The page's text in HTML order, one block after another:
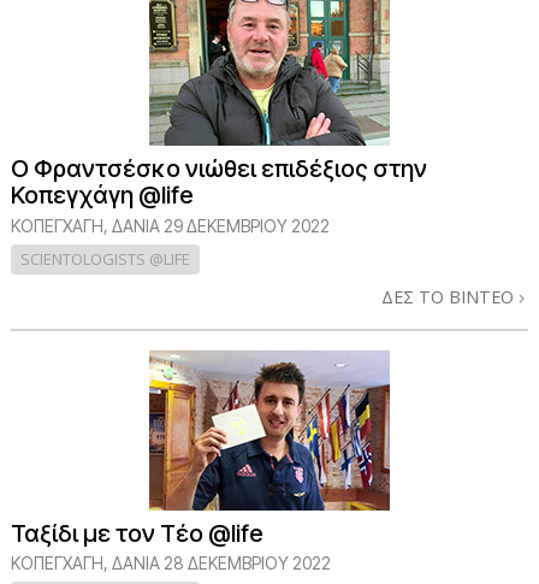
Ο Φραντσέσκο νιώθει επιδέξιος στην
Κοπεγχάγη @life
ΚΟΠΕΓΧΆΓΗ, ΔΑΝΊΑ 29 ΔΕΚΕΜΒΡΙΟΥ 2022
SCIENTOLOGISTS @LIFE
ΔΕΣ ΤΟ ΒΙΝΤΕΟ
Ταξίδι με τον Τέο @life
ΚΟΠΕΓΧΆΓΗ, ΔΑΝΊΑ 28 ΔΕΚΕΜΒΡΙΟΥ 2022